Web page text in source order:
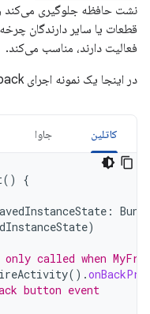
نشت حافظه جلوگیری می‌کند
قطعات یا سایر دارندگان
فعالیت دارند، مناسب می‌کند.
در اینجا یک نمونه اجرای callback آورده شده است:
کاتلین جاوا
() {
:
)
called when
().
button event